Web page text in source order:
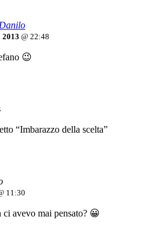
Danilo
@ 22:48
😉
“Imbarazzo della scelta”
11:30
ci avevo mai pensato? 😀